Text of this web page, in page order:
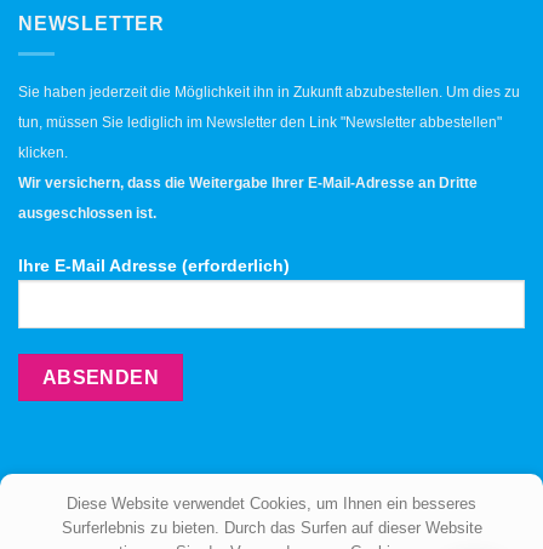
NEWSLETTER
Sie haben jederzeit die Möglichkeit ihn in Zukunft abzubestellen. Um dies zu
tun, müssen Sie lediglich im Newsletter den Link "Newsletter abbestellen"
klicken.
Wir versichern, dass die Weitergabe Ihrer E-Mail-Adresse an Dritte
ausgeschlossen ist.
Ihre E-Mail Adresse (erforderlich)
Diese Website verwendet Cookies, um Ihnen ein besseres
Surferlebnis zu bieten. Durch das Surfen auf dieser Website